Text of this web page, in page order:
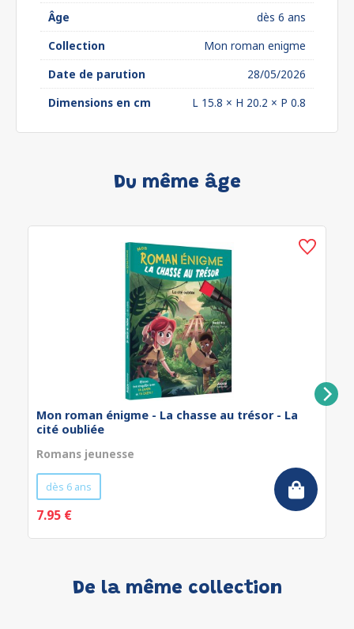
Âge
dès 6 ans
Collection
Mon roman enigme
Date de parution
28/05/2026
Dimensions en cm
L 15.8 × H 20.2 × P 0.8
Du même âge
Mon roman énigme - La chasse au trésor - La
cité oubliée
Romans jeunesse
dès 6 ans
7.95 €
De la même collection